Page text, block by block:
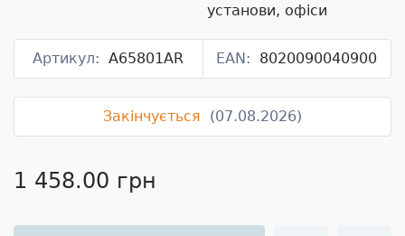
установи, офіси
Артикул: A65801AR EAN: 8020090040900
Закінчується (07.08.2026)
1 458.00 грн